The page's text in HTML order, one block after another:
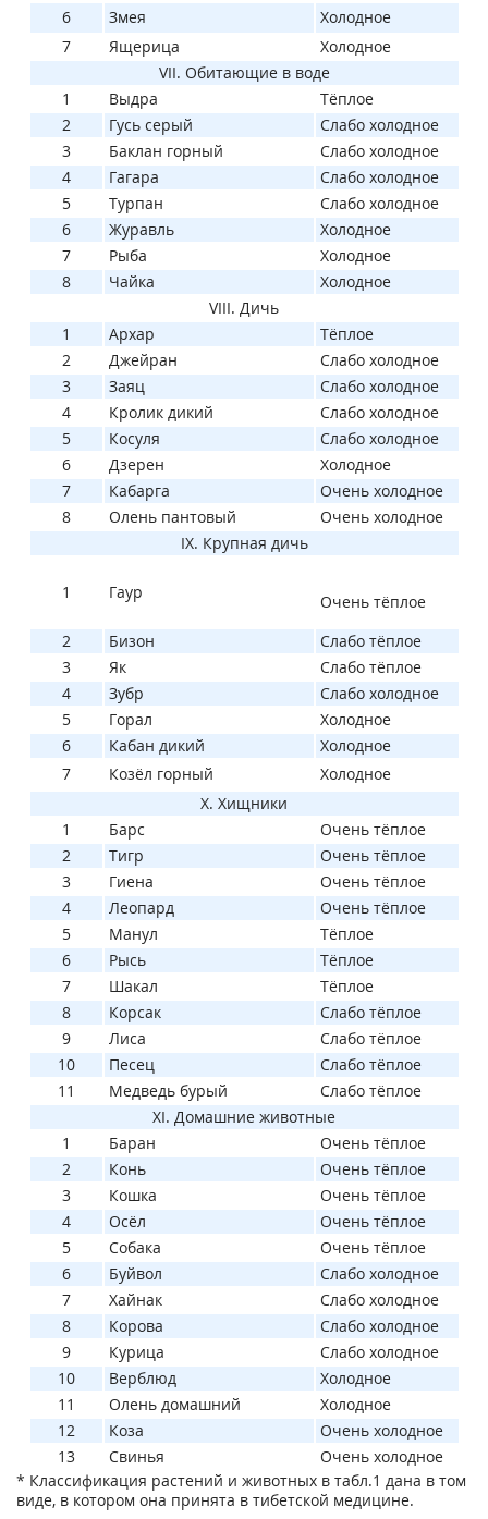
6
Змея
Холодное
7
Ящерица
Холодное
VII. Обитающие в воде
1
Выдра
Тёплое
2
Гусь серый
Слабо холодное
3
Баклан горный
Слабо холодное
4
Гагара
Слабо холодное
5
Турпан
Слабо холодное
6
Журавль
Холодное
7
Рыба
Холодное
8
Чайка
Холодное
VIII. Дичь
1
Архар
Тёплое
2
Джейран
Слабо холодное
3
Заяц
Слабо холодное
4
Кролик дикий
Слабо холодное
5
Косуля
Слабо холодное
6
Дзерен
Холодное
7
Кабарга
Очень холодное
8
Олень пантовый
Очень холодное
IX. Крупная дичь
1 Гаур
Очень тёплое
2
Бизон
Слабо тёплое
3
Як
Слабо тёплое
4
Зубр
Слабо холодное
5
Горал
Холодное
6
Кабан дикий
Холодное
7
Козёл горный
Холодное
X. Хищники
1
Барс
Очень тёплое
2
Тигр
Очень тёплое
3
Гиена
Очень тёплое
4
Леопард
Очень тёплое
5
Манул
Тёплое
6
Рысь
Тёплое
7
Шакал
Тёплое
8
Корсак
Слабо тёплое
9
Лиса
Слабо тёплое
10
Песец
Слабо тёплое
11
Медведь бурый
Слабо тёплое
XI. Домашние животные
1
Баран
Очень тёплое
2
Конь
Очень тёплое
3
Кошка
Очень тёплое
4
Осёл
Очень тёплое
5
Собака
Очень тёплое
6
Буйвол
Слабо холодное
7
Хайнак
Слабо холодное
8
Корова
Слабо холодное
9
Курица
Слабо холодное
10
Верблюд
Холодное
11
Олень домашний
Холодное
12
Коза
Очень холодное
13
Свинья
Очень холодное
* Классификация растений и животных в табл.1 дана в том
виде, в котором она принята в тибетской медицине.